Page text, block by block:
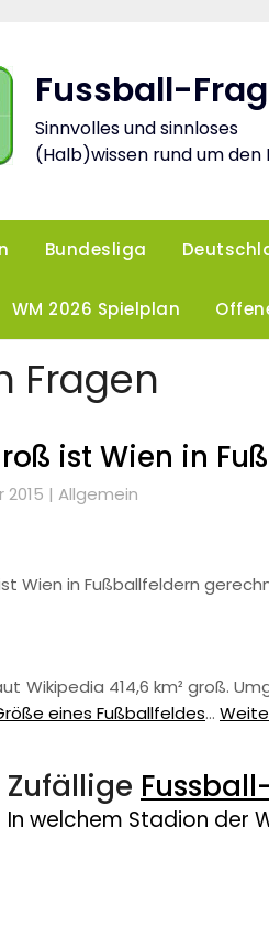
Fussball-
Sinnvolles und sinnloses
(Halb)wissen rund um den
Bundesliga
WM 2026 Spielplan
Fragen
ist Wien in
2015 | Allgemein
Wien in Fußballfeldern
Wikipedia 414,6 km² groß.
eines Fußballfeldes…
Zufällige
In welchem Stadion der